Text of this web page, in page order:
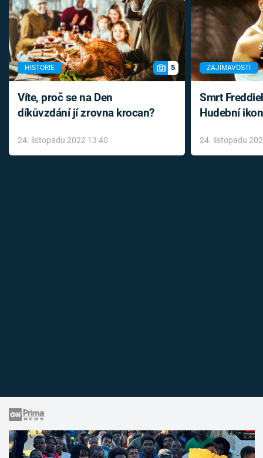
HISTORIE 5
Víte, proč se na Den
díkůvzdání jí zrovna krocan?
24. listopadu 2022 13:40
ZAJÍMAVOSTI
Smrt
Hudební
léky
24. listopadu